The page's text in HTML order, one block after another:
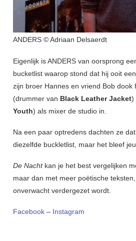
ANDERS © Adriaan Delsaerdt
Eigenlijk is ANDERS van oorsprong
bucketlist waarop stond dat hij ooit
zijn broer Hannes en vriend Bob dook
(drummer van Black Leather Jacket)
Youth) als mixer de studio in.
Na een paar optredens dachten ze
diezelfde buckletlist, maar het bleef
De Nachtkan je het best vergelijken
maar dan met meer poëtische
onverwacht verdergezet wordt.
Facebook – Instagram